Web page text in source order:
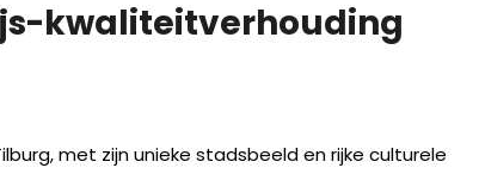
kwaliteitverhouding
met zijn unieke stadsbeeld en rijke culturele